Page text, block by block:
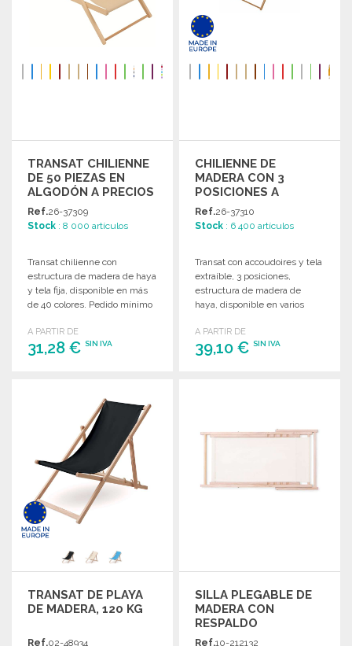
TRANSAT CHILIENNE
DE 50 PIEZAS EN
ALGODÓN A PRECIOS
DE MAYORISTA
Ref.26-37309
Stock : 8 000 artículos
Transat chilienne con
estructura de madera de haya
y tela fija, disponible en más
de 40 colores. Pedido mínimo
A PARTIR DE
31,28 € SIN IVA
Solicitar un presupuesto
CHILIENNE DE
MADERA CON 3
POSICIONES A
PRECIOS DE
MAYORISTA
Ref.26-37310
Stock : 6 400 artículos
Transat con accoudoires y tela
extraíble, 3 posiciones,
estructura de madera de
haya, disponible en varios
unidades.
A PARTIR DE
39,10 €SIN IVA
TRANSAT DE PLAYA
DE MADERA, 120 KG
Ref.02-48934
SILLA PLEGABLE DE
MADERA CON
RESPALDO
AJUSTABLE A
Ref.10-212132